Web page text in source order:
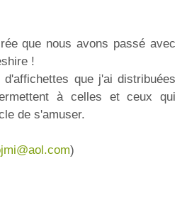
que nous avons passé avec
!
que j'ai distribuées
à celles et ceux qui
de s'amuser.
)